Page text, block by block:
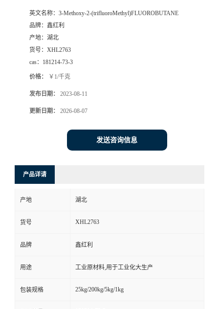
英文名称： 3-Methoxy-2-(trifluoroMethyl)FLUOROBUTANE
品牌： 鑫红利
产地： 湖北
货号： XHL2763
cas： 181214-73-3
价格： ￥1/千克
发布日期： 2023-08-11
更新日期： 2026-08-07
发送咨询信息
产品详请
产地 湖北
货号 XHL2763
品牌 鑫红利
用途 工业原材料,用于工业化大生产
包装规格 25kg/200kg/5kg/1kg